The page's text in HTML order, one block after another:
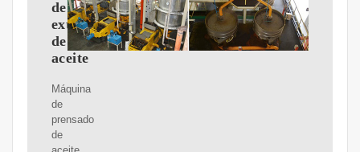
de
extracción
de
aceite
Máquina
de
prensado
de